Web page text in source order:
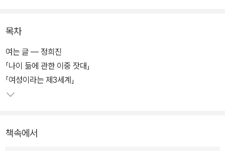
높은 만듦새로 독자들을 찾아간다.
시리즈의 첫 권인 『여자에 관하여』는 손택 사후 20년이 지나 처음으
로 출간되어 국내 초역으로 소개하는, 숨겨진 보물 같은 에세이집이
다. 손택이 “내가 평생을 따라다닌 주제”라 말한 ‘여성’에 관한 흥미로
영화와 페미니즘, 그리고 파시즘에 이르기까지. “지금의 한국 사회와
목차
여는 글 ― 정희진
「나이 듦에 관한 이중 잣대」
「여성이라는 제3세계」
책속에서